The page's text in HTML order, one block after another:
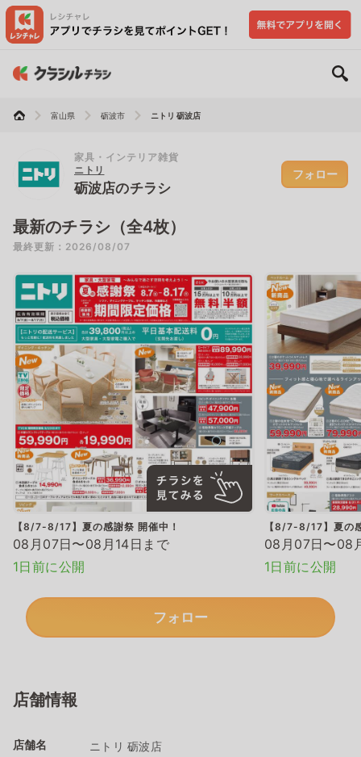
富山県 砺波市 ニトリ 砺波店
家具・インテリア雑貨
ニトリ
砺波店のチラシ
フォロー
最新のチラシ（全4枚）
最終更新：2026/08/07
【8/7-8/17】夏の感謝祭 開催中！
08月07日〜08月14日まで
1日前に公開
【8/7-8/17】夏の
08月07日〜08
1日前に公開
フォロー
店舗情報
店舗名 ニトリ 砺波店